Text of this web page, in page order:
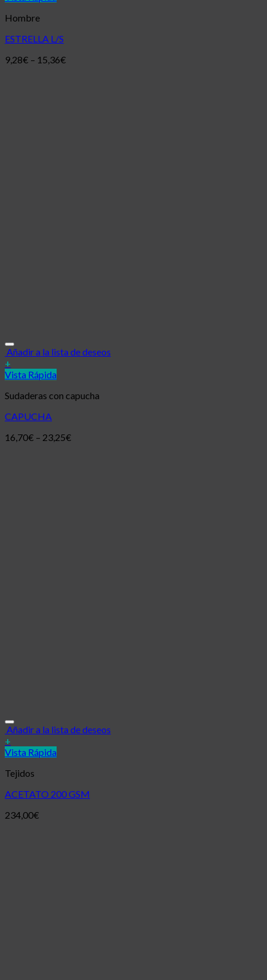
Hombre
ESTRELLA L/S
9,28€ – 15,36€
Añadir a la lista de deseos
+
Vista Rápida
Sudaderas con capucha
CAPUCHA
16,70€ – 23,25€
Añadir a la lista de deseos
+
Vista Rápida
Tejidos
ACETATO 200 GSM
234,00€